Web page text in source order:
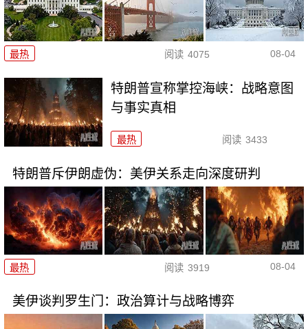
最热 阅读 4075 08-04
特朗普宣称掌控海峡：战略意图
与事实真相
最热 阅读 3433
特朗普斥伊朗虚伪：美伊关系走向深度研判
最热 阅读 3919 08-04
美伊谈判罗生门：政治算计与战略博弈